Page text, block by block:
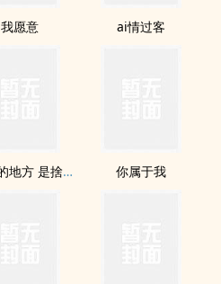
我愿意 ai情过客
人最弱的地方 是捨不得 你属于我